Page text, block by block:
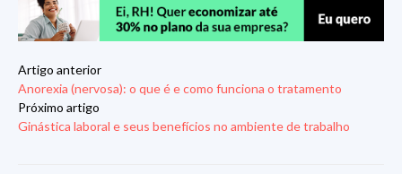
Artigo anterior
Anorexia (nervosa): o que é e como funciona o tratamento
Próximo artigo
Ginástica laboral e seus benefícios no ambiente de trabalho